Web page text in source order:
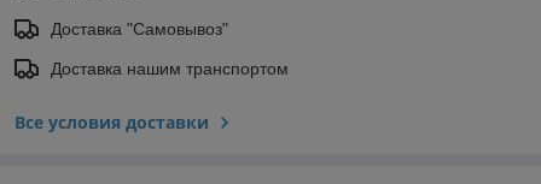
Доставка "Самовывоз"
Доставка нашим транспортом
Все условия доставки